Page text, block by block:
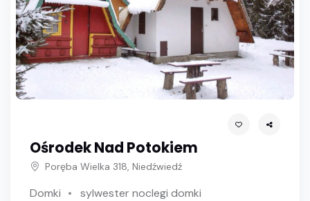
Ośrodek Nad Potokiem
Poręba Wielka 318, Niedźwiedź
Domki
sylwester noclegi domki